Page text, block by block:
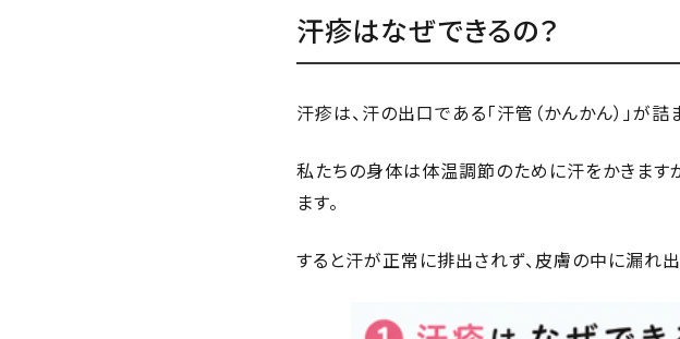
汗疹はなぜできるの？
汗疹は、汗の出口である「汗管（かんかん）」が詰
私たちの身体は体温調節のために汗をかきます
ます。
すると汗が正常に排出されず、皮膚の中に漏れ